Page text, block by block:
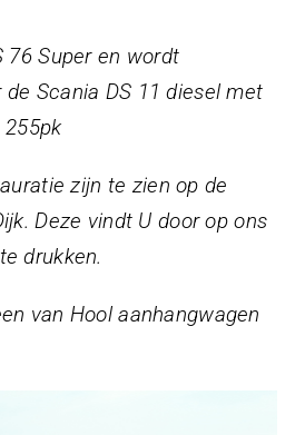
76 Super en wordt
Scania DS 11 diesel met
zijn te zien op de
Deze vindt U door op ons
drukken.
van Hool aanhangwagen